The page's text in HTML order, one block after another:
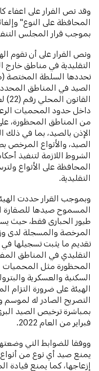
وقد نص القرار على اعفاء
المحافظة على النوع"
بموجب قرار المجلس التنفيذي رقم
ونص القرار على أن تقوم
التقليدية في مناطق
تحددها السلطة المختصة
داخل حدود المحميات
من المناطق المحظورة،
الإذن بالصيد، بما في
الصيد، والأنواع المرخص
الشروط اللازمة لتنفيذ
المحافظة على الأنواع
التقليدية.
وبموجب القرار حددت
المسموح صيدها للصقارة
طيور الحبارى فقط، حيث
المرخصة والمسجلة لدى
تقديم ما يثبت تسجيلها
التقليدي في المناطق
المحظورة مثل المحميات
الهيئة على ضرورة التزام
التصريح الصادر له
فبراير من العام 2022.
ووفقا للضوابط التي
يمنع صيد أي نوع من أنواع
إزعاجها، كما يمنع قيادة